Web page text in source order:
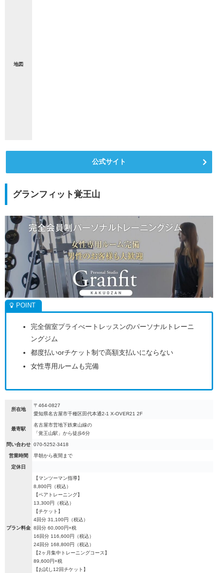
地図
公式サイト
グランフィット覚王山
完全個室プライべートレッスンのパーソナルトレーニ
ングジム
都度払いorチケット制で高額支払いにならない
女性専用ルームも完備
所在地
〒464-0827
愛知県名古屋市千種区田代本通2-1 X-OVER21 2F
最寄駅
名古屋市営地下鉄東山線の
「覚王山駅」から徒歩6分
問い合わせ 070-5252-3418
営業時間 早朝から夜間まで
定休日
プラン料金
【マンツーマン指導】
8,800円（税込）
【ペアトレーニング】
13,300円（税込）
【チケット】
4回分 31,100円（税込）
8回分 60,000円+税
16回分 116,600円（税込）
24回分 168,800円（税込）
【2ヶ月集中トレーニングコース】
89,600円+税
【お試し12回チケット】